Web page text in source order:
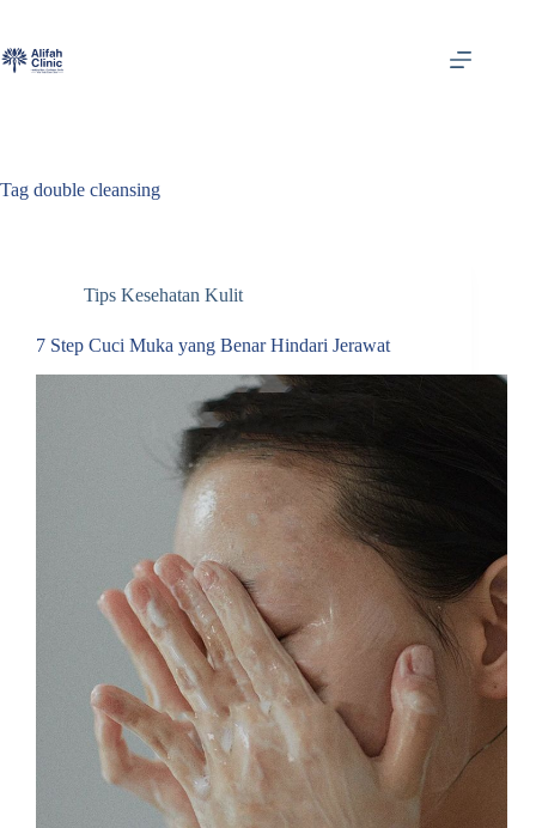
content
Tag double cleansing
Tips Kesehatan Kulit
7 Step Cuci Muka yang Benar Hindari Jerawat